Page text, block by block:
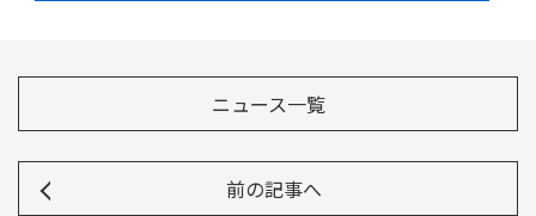
ニュース一覧
前の記事へ